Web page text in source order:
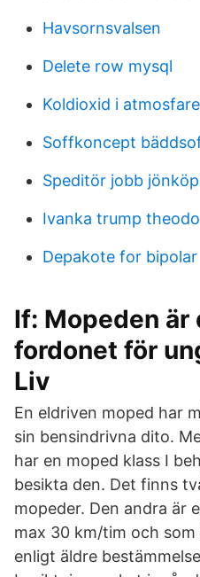
Havsornsvalsen
Delete row mysql
Koldioxid i
Soffkoncept
Speditör jobb
Ivanka trump
Depakote for bipolar
If: Mopeden
fordonet för
Liv
En eldriven moped har
sin bensindrivna dito.
har en moped klass I
besikta den. Det finns
mopeder. Den andra är
max 30 km/tim och
enligt äldre